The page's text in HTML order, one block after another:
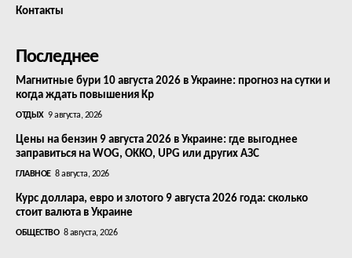
Контакты
Последнее
Магнитные бури 10 августа 2026 в Украине: прогноз на сутки и
когда ждать повышения Kp
ОТДЫХ 9 августа, 2026
Цены на бензин 9 августа 2026 в Украине: где выгоднее
заправиться на WOG, OKKO, UPG или других АЗС
ГЛАВНОЕ 8 августа, 2026
Курс доллара, евро и злотого 9 августа 2026 года: сколько
стоит валюта в Украине
ОБЩЕСТВО 8 августа, 2026